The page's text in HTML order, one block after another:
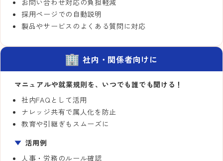
お問い合わせ対応の負担軽減
採用ページでの自動説明
製品やサービスのよくある質問に対応
社内・関係者向けに
マニュアルや就業規則を、いつでも誰でも聞ける！
社内FAQとして活用
ナレッジ共有で属人化を防止
教育や引継ぎもスムーズに
活用例
人事・労務のルール確認